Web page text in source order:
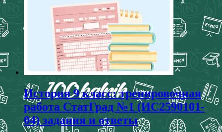
История 9 класс: тренировочная
работа СтатГрад №1 (ИС2590101-
04) задания и ответы